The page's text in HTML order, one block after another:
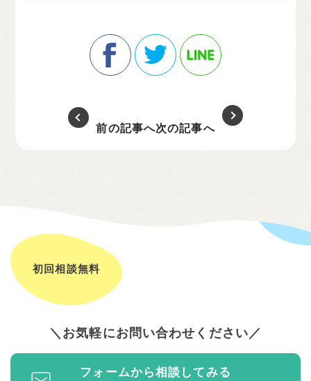
前の記事へ次の記事へ
初回相談無料
お気軽にお問い合わせください
フォームから相談してみる